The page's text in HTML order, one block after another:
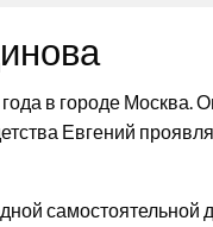
в городе Москва.
Евгений
самостоятельной